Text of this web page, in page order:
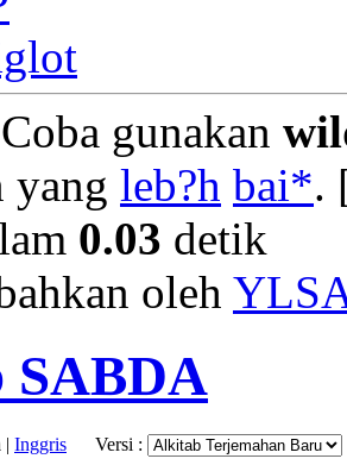
gunakan
yang leb?h bai*.
0.03 detik
oleh
| Inggris Versi :